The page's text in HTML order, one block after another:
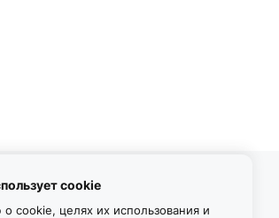
Контакты
cookie
cookie, целях их использования и